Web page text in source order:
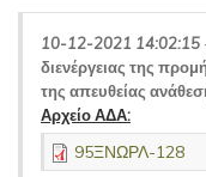
10-12-2021 14:02:15
διενέργειας της
της απευθείας
Αρχείο ΑΔΑ:
95ΞΝΩΡΛ-128